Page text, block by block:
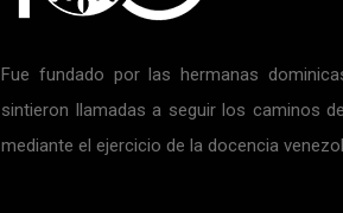
Fue fundado por las hermanas
sintieron llamadas a seguir los caminos
mediante el ejercicio de la docencia